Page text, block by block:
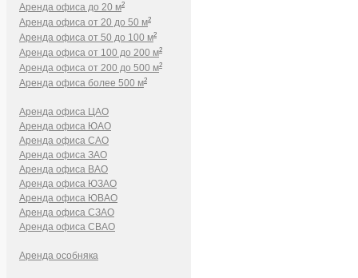
Аренда офиса до 20 м2
Аренда офиса от 20 до 50 м2
Аренда офиса от 50 до 100 м2
Аренда офиса от 100 до 200 м2
Аренда офиса от 200 до 500 м2
Аренда офиса более 500 м2
Аренда офиса ЦАО
Аренда офиса ЮАО
Аренда офиса САО
Аренда офиса ЗАО
Аренда офиса ВАО
Аренда офиса ЮЗАО
Аренда офиса ЮВАО
Аренда офиса СЗАО
Аренда офиса СВАО
Аренда особняка